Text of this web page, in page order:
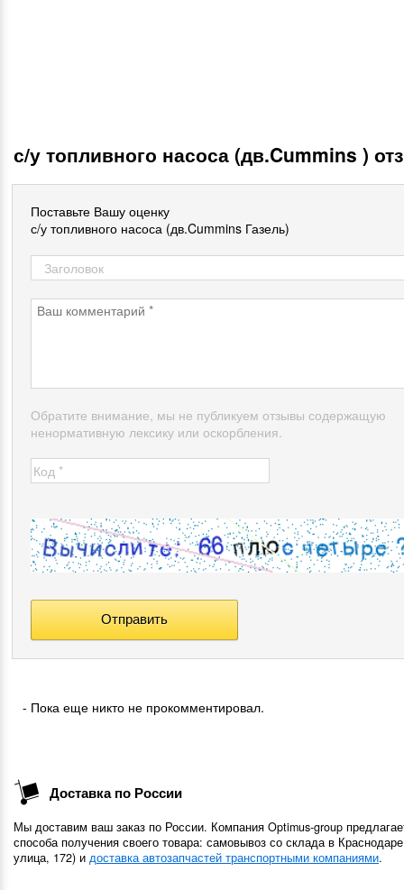
с/у топливного насоса (дв.Cummins )
Поставьте Вашу оценку
с/у топливного насоса (дв.Cummins Газель)
Обратите внимание, мы не публикуем отзывы содержащую
ненормативную лексику или оскорбления.
- Пока еще никто не прокомментировал.
Доставка по России
Мы доставим ваш заказ по России. Компания Optimus-group
способа получения своего товара: самовывоз со склада в
улица, 172) и доставка автозапчастей транспортными компаниями.